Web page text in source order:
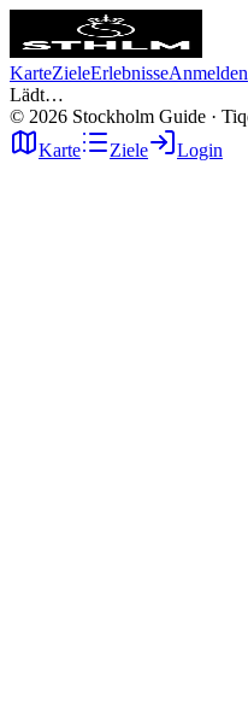
KarteZieleErlebnisseAnmelden
Lädt…
© 2026 Stockholm Guide ·
Karte
Ziele Login